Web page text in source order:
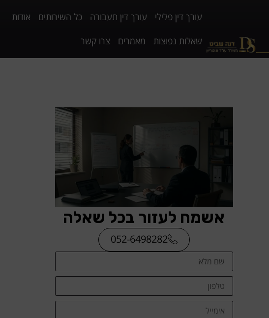
עורך דין פלילי עורך דין תעבורה כל השירותים אודות
שאלות נפוצות מאמרים צרו קשר
אשמח לעזור בכל שאלה
052-6498282